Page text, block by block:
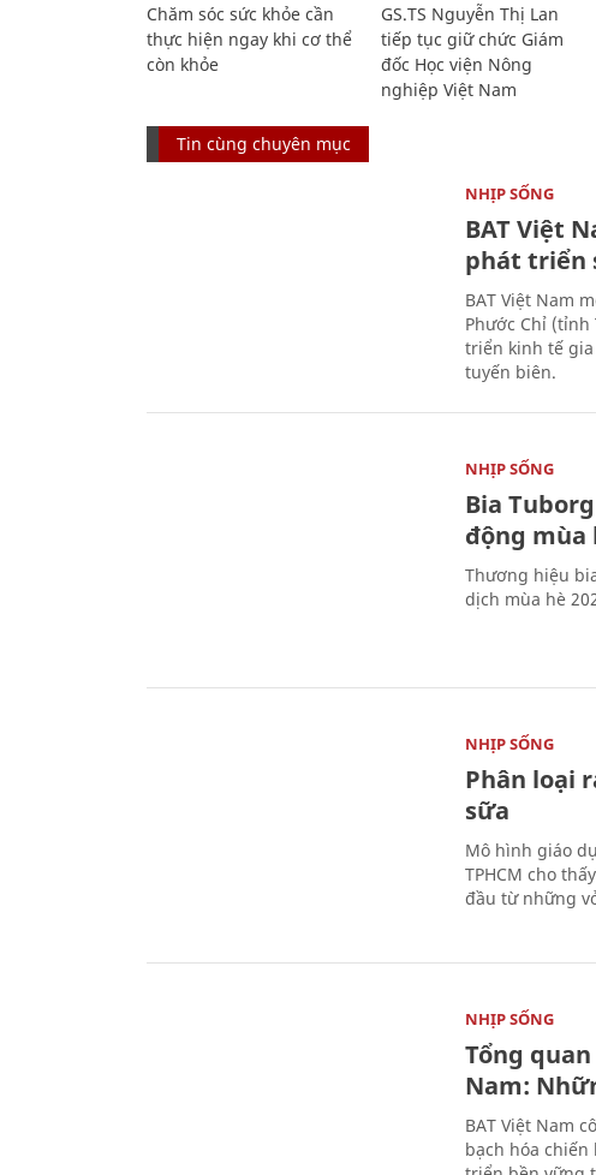
Chăm sóc sức khỏe cần
thực hiện ngay khi cơ thể
còn khỏe
GS.TS Nguyễn Thị Lan
tiếp tục giữ chức Giám
đốc Học viện Nông
nghiệp Việt Nam
Tin cùng chuyên mục
NHỊP SỐNG
BAT Việt
phát triển
BAT Việt Nam
Phước Chỉ
triển kinh tế
tuyến biên.
NHỊP SỐNG
Bia
động mùa
Thương hiệu
dịch mùa hè
NHỊP SỐNG
Phân loại
sữa
Mô hình giáo
TPHCM cho
đầu từ những
NHỊP SỐNG
Tổng
Nam:
BAT Việt Nam
bạch hóa